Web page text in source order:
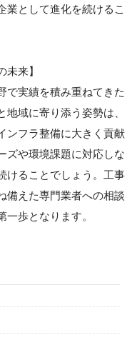
業として進化を続けるこ
未来】
で実績を積み重ねてきた
域に寄り添う姿勢は、
ンフラ整備に大きく貢献
ズや環境課題に対応しな
けることでしょう。工事
備えた専門業者への相談
歩となります。